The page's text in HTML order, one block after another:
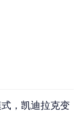
式，凯迪拉克变